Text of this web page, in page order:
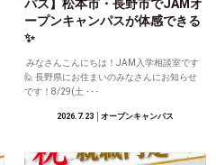
パス】松本市・長野市でJAMオ
ープンキャンパスが体感できる
✨
みなさんこんにちは！JAM入学相談室です
🙋 長野県にお住まいのみなさんにお知らせ
です！8/29(土 ･･･
2026.7.23 │オープンキャンパス